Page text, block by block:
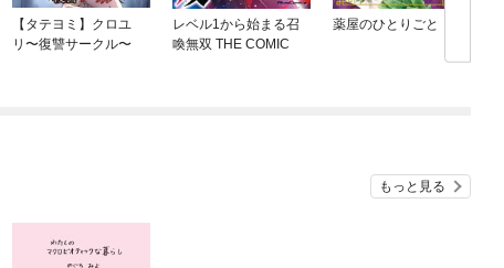
【タテヨミ】クロユ
リ〜復讐サークル〜
レベル1から始まる召
喚無双 THE COMIC
薬屋のひとりごと
もっと見る